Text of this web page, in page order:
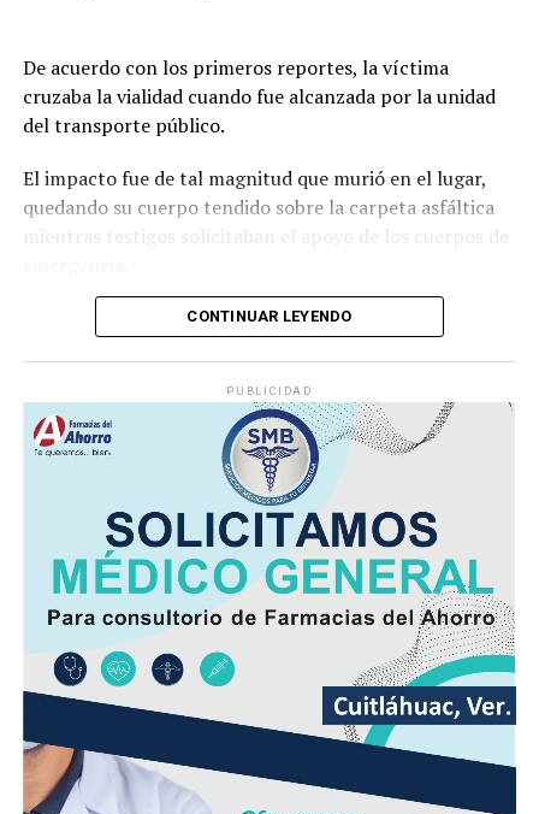
De acuerdo con los primeros reportes, la víctima
cruzaba la vialidad cuando fue alcanzada por la unidad
del transporte público.
El impacto fue de tal magnitud que murió en el lugar,
quedando su cuerpo tendido sobre la carpeta asfáltica
mientras testigos solicitaban el apoyo de los cuerpos de
movilizó a corporaciones de seguridad para tratar de
ubicar tanto al responsable como al vehículo.
Minutos después, el autobús fue encontrado
abandonado en el cruce de la calle 26 y la avenida 9, en
la colonia San José, donde quedó bajo resguardo de las
autoridades como parte de las investigaciones.
Elementos de la Policía Municipal y Estatal acordonaron
el área del accidente para preservar los indicios, en
tanto personal de Tránsito Municipal realizó las
primeras diligencias para establecer la mecánica del
hecho.
CONTINUAR LEYENDO
PUBLICIDAD